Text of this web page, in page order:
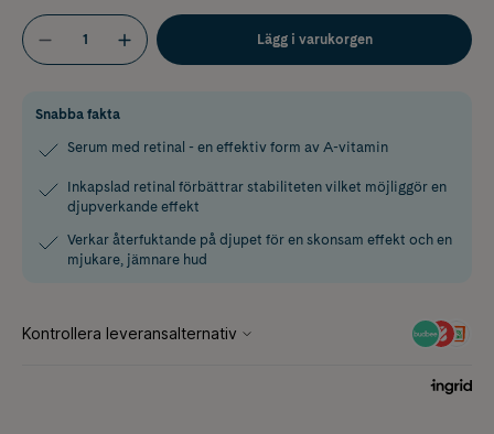
Lägg i varukorgen
Snabba fakta
Serum med retinal - en effektiv form av A-vitamin
Inkapslad retinal förbättrar stabiliteten vilket möjliggör en
djupverkande effekt
Verkar återfuktande på djupet för en skonsam effekt och en
mjukare, jämnare hud